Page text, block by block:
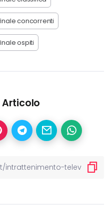
concorrenti
ospiti